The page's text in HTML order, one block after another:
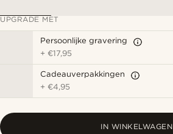
UPGRADE MET
Persoonlijke gravering
+€17,95
Cadeauverpakkingen
+€4,95
IN WINKELWAGEN